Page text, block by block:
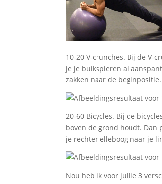
10-20 V-crunches. Bij de V-
je je buikspieren al
zakken naar de beginpositie.
20-60 Bicycles. Bij de
boven de grond houdt. Dan
je rechter elleboog naar je
Nou heb ik voor jullie 3